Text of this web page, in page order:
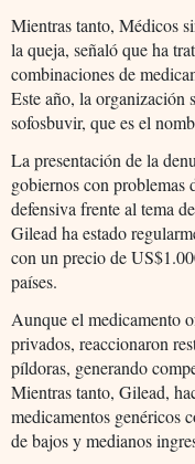
Mientras tanto, Médicos
la queja, señaló que ha
combinaciones de
Este año, la organización
sofosbuvir, que es el
La presentación de la
gobiernos con problemas
defensiva frente al tema
Gilead ha estado
con un precio de
países.
Aunque el medicamento
privados, reaccionaron
píldoras, generando
Mientras tanto, Gilead,
medicamentos genéricos
de bajos y medianos